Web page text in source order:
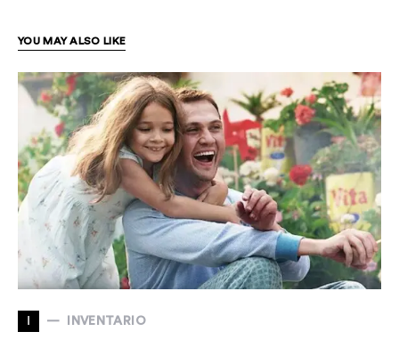
YOU MAY ALSO LIKE
I INVENTARIO